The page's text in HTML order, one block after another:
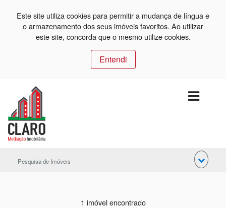
Este site utiliza cookies para permitir a mudança de língua e
o armazenamento dos seus imóveis favoritos. Ao utilizar
este site, concorda que o mesmo utilize cookies.
Entendi
Pesquisa de Imóveis
1 imóvel encontrado